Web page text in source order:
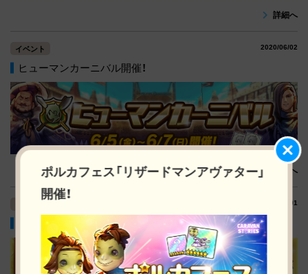
詳細へ
イベント 2020/06/02
ヒューマンカーニバル開催！
詳細へ
イベント 2020/06/01
【6/1(月)限定】選べる★5装備引換券付きガチャ登場！
ポルカフェス「リザードマンアヴァター」
開催！